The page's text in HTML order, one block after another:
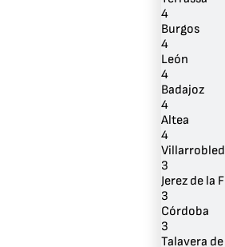
4
Burgos
4
León
4
Badajoz
4
Altea
4
3
Jerez de la
3
Córdoba
3
Talavera